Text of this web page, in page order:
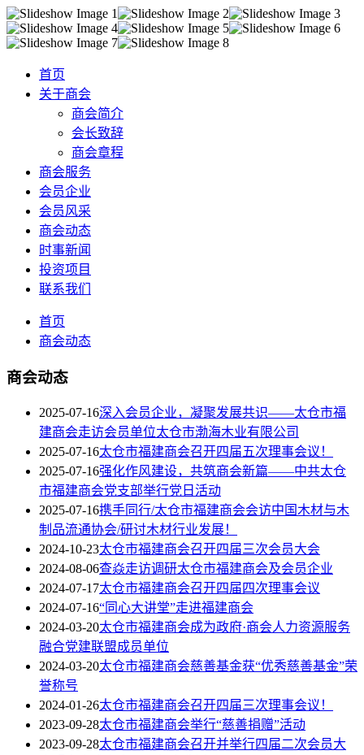
首页
关于商会
商会简介
会长致辞
商会章程
商会服务
会员企业
会员风采
商会动态
时事新闻
投资项目
联系我们
首页
商会动态
商会动态
2025-07-16深入会员企业，凝聚发展共识——太仓市福
建商会走访会员单位太仓市渤海木业有限公司
2025-07-16太仓市福建商会召开四届五次理事会议！
2025-07-16强化作风建设，共筑商会新篇——中共太仓
市福建商会党支部举行党日活动
2025-07-16携手同行/太仓市福建商会会访中国木材与木
制品流通协会/研讨木材行业发展！
2024-10-23太仓市福建商会召开四届三次会员大会
2024-08-06查焱走访调研太仓市福建商会及会员企业
2024-07-17太仓市福建商会召开四届四次理事会议
2024-07-16“同心大讲堂”走进福建商会
2024-03-20太仓市福建商会成为政府·商会人力资源服务
融合党建联盟成员单位
2024-03-20太仓市福建商会慈善基金获“优秀慈善基金”荣
誉称号
2024-01-26太仓市福建商会召开四届三次理事会议！
2023-09-28太仓市福建商会举行“慈善捐赠”活动
2023-09-28太仓市福建商会召开并举行四届二次会员大